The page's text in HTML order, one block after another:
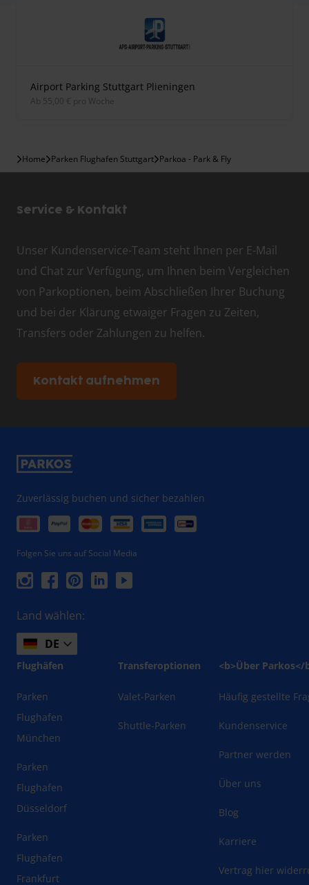
Airport Parking Stuttgart Plieningen
ab 55,00 € pro Woche
Home Parken Flughafen Stuttgart Parkoa - Park & Fly
Service & Kontakt
Unser Kundenservice-Team steht Ihnen per E-Mail
und Chat zur Verfügung, um Ihnen beim Vergleichen
von Parkoptionen, beim Abschließen Ihrer Buchung
und bei der Klärung etwaiger Fragen zu Zeiten,
Transfers oder Zahlungen zu helfen.
Kontakt aufnehmen
Zuverlässig buchen und sicher bezahlen
Folgen Sie uns auf Social Media
Land wählen:
DE
Flughäfen
Parken
Flughafen
München
Parken
Flughafen
Düsseldorf
Parken
Flughafen
Frankfurt
Transferoptionen
Valet-Parken
Shuttle-Parken
<b>Über Parkos</
Häufig gestellte
Kundenservice
Partner werden
Über uns
Blog
Karriere
Vertrag hier